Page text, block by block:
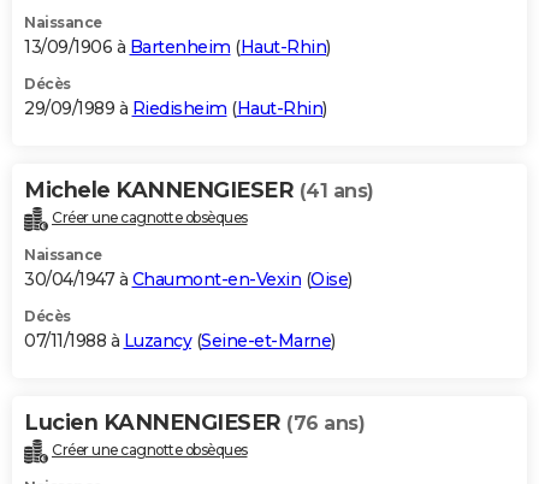
Naissance
13/09/1906 à Bartenheim (Haut-Rhin)
Décès
29/09/1989 à Riedisheim (Haut-Rhin)
Michele KANNENGIESER (41 ans)
Créer une cagnotte obsèques
Naissance
30/04/1947 à Chaumont-en-Vexin (Oise)
Décès
07/11/1988 à Luzancy(Seine-et-Marne)
Lucien KANNENGIESER (76 ans)
Créer une cagnotte obsèques